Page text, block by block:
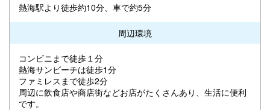
熱海駅より徒歩約10分、車で約5分
周辺環境
コンビニまで徒歩１分
熱海サンビーチは徒歩1分
ファミレスまで徒歩2分
周辺に飲食店や商店街などお店がたくさんあり、生活に便利
です。